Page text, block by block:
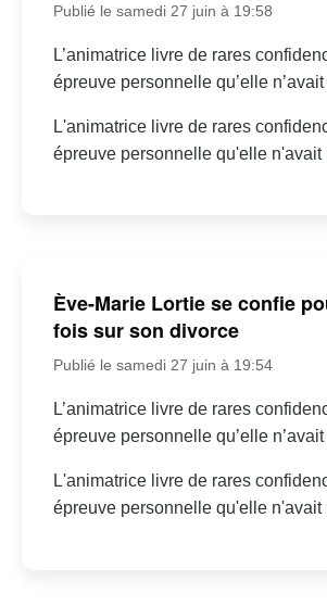
Publié le samedi 27 juin à 19:58
L’animatrice livre de rares
épreuve personnelle qu’elle
L'animatrice livre de rares
épreuve personnelle qu'elle n'avait
Ève-Marie Lortie se confie
fois sur son divorce
Publié le samedi 27 juin à 19:54
L’animatrice livre de rares
épreuve personnelle qu’elle
L'animatrice livre de rares
épreuve personnelle qu'elle n'avait